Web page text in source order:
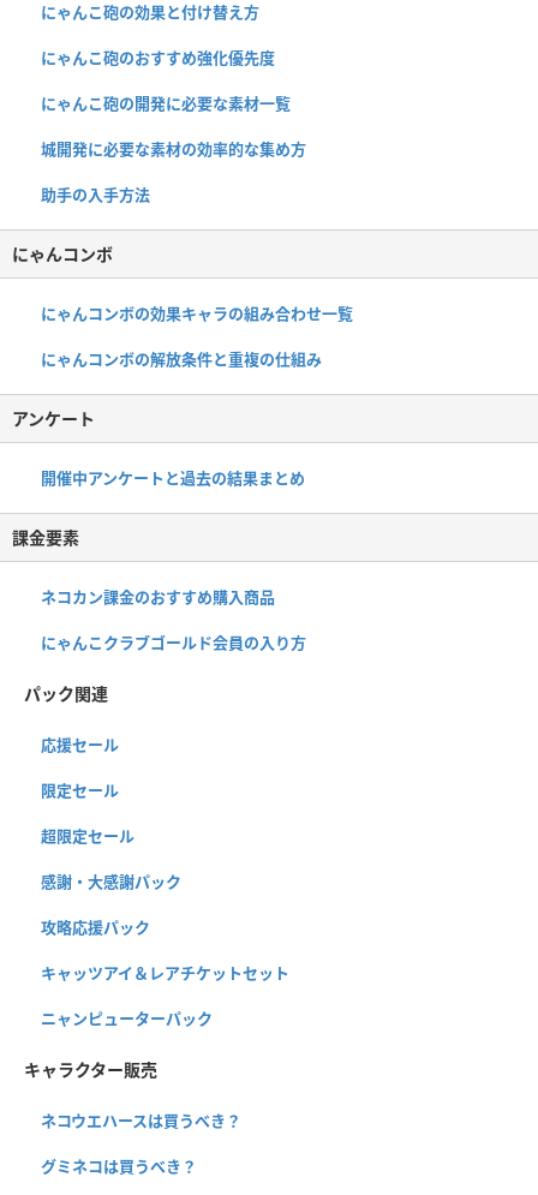
にゃんこ砲の効果と付け替え方
にゃんこ砲のおすすめ強化優先度
にゃんこ砲の開発に必要な素材一覧
城開発に必要な素材の効率的な集め方
助手の入手方法
にゃんコンボ
にゃんコンボの効果キャラの組み合わせ一覧
にゃんコンボの解放条件と重複の仕組み
アンケート
開催中アンケートと過去の結果まとめ
課金要素
ネコカン課金のおすすめ購入商品
にゃんこクラブゴールド会員の入り方
パック関連
応援セール
限定セール
超限定セール
感謝・大感謝パック
攻略応援パック
キャッツアイ＆レアチケットセット
ニャンピューターパック
キャラクター販売
ネコウエハースは買うべき？
グミネコは買うべき？